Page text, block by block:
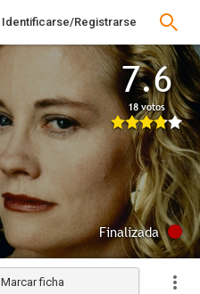
Identificarse/Registrarse
7.6
18 votos
Finalizada
Marcar ficha